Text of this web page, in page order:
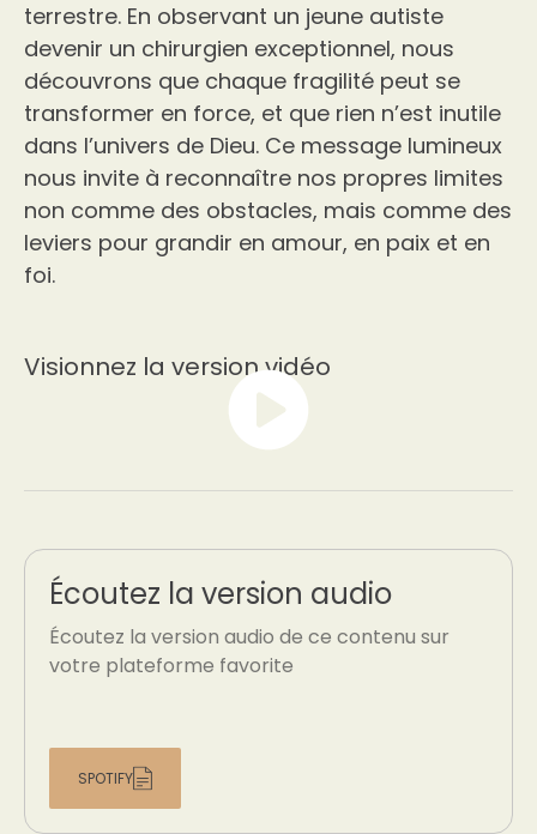
terrestre. En observant un jeune autiste
devenir un chirurgien exceptionnel, nous
découvrons que chaque fragilité peut se
transformer en force, et que rien n’est inutile
dans l’univers de Dieu. Ce message lumineux
nous invite à reconnaître nos propres limites
non comme des obstacles, mais comme des
leviers pour grandir en amour, en paix et en
foi.
Visionnez la version vidéo
Écoutez la version audio
Écoutez la version audio de ce contenu sur
votre plateforme favorite
SPOTIFY